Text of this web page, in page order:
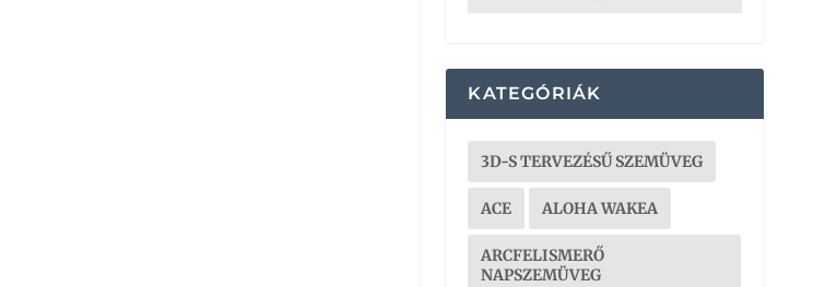
KATEGÓRIÁK
3D-S TERVEZÉSŰ SZEMÜVEG
ACE ALOHA WAKEA
ARCFELISMERŐ
NAPSZEMÜVEG